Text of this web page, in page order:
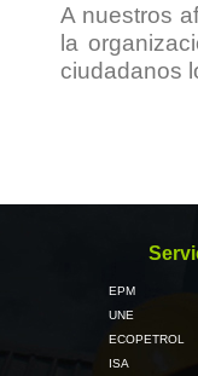
A nuestros
la
ciudadanos
EPM
UNE
ECOPETROL
ISA